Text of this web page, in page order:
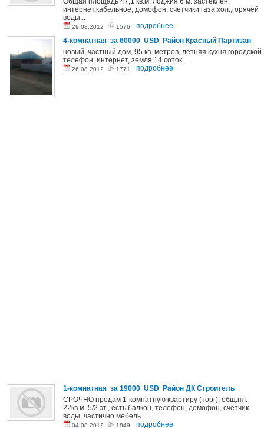
интернет,кабельное, домофон, счетчики газа,хол.,горячей
воды...
29.08.2012 1576
подробнее
4-комнатная за 60000 USD Район Красный Партизан
новый, частный дом, 95 кв. метров, летняя кухня,городской
телефон, интернет, земля 14 соток....
26.08.2012 1771 подробнее
1-комнатная за 19000 USD Район ДК Строитель
СРОЧНО продам 1-комнатную квартиру (торг); общ.пл.
22кв.м. 5/2 эт., есть балкон, телефон, домофон, счетчик
воды, частично мебель....
04.08.2012 1849
подробнее